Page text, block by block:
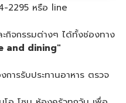
2295 หรือ line
กิจกรรมต่างๆ ได้ทั้งช่องทาง
and dining"
การรับประทานอาหาร ตรวจ